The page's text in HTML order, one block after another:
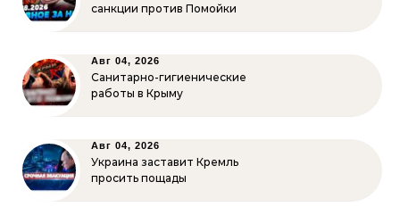
санкции против Помойки
Авг 04, 2026
Санитарно-гигиенические
работы в Крыму
Авг 04, 2026
Украина заставит Кремль
просить пощады